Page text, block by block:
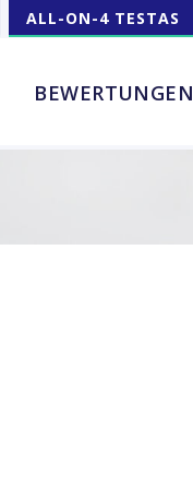
ALL-ON-4 TESTAS
BEWERTUNGEN